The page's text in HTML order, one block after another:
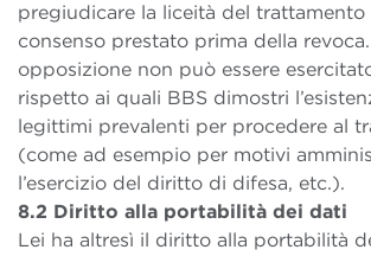
pregiudicare la liceità del trattamento
consenso prestato prima della
opposizione non può essere
rispetto ai quali BBS dimostri
legittimi prevalenti per procedere al
(come ad esempio per motivi
l’esercizio del diritto di difesa, etc.).
8.2 Diritto alla portabilità dei dati
Lei ha altresì il diritto alla portabilità